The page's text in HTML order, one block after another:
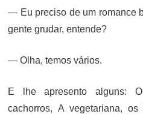
— Eu preciso de um romance
gente grudar, entende?
— Olha, temos vários.
E lhe apresento alguns:
cachorros, A vegetariana,